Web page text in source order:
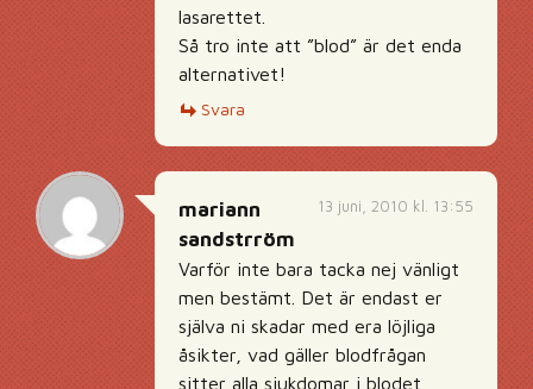
lasarettet.
Så tro inte att ”blod” är det enda
alternativet!
Svara
13 juni, 2010 kl. 13:55
mariann
sandstrröm
Varför inte bara tacka nej vänligt
men bestämt. Det är endast er
själva ni skadar med era löjliga
åsikter, vad gäller blodfrågan
sitter alla sjukdomar i blodet,